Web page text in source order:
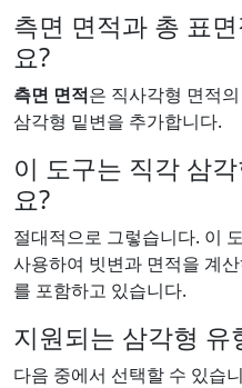
측면 면적과 총 표
요?
측면 면적은 직사각형 면적
삼각형 밑변을 추가합니다.
이 도구는 직각 삼
요?
절대적으로 그렇습니다. 이
사용하여 빗변과 면적을 계
를 포함하고 있습니다.
지원되는 삼각형 유
다음 중에서 선택할 수 있습